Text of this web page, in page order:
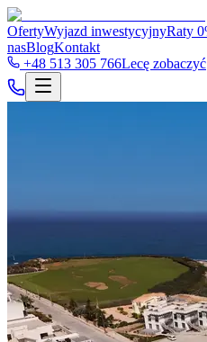
OfertyWyjazd inwestycyjnyRaty
nasBlogKontakt
+48 513 305 766Lecę zobaczyć